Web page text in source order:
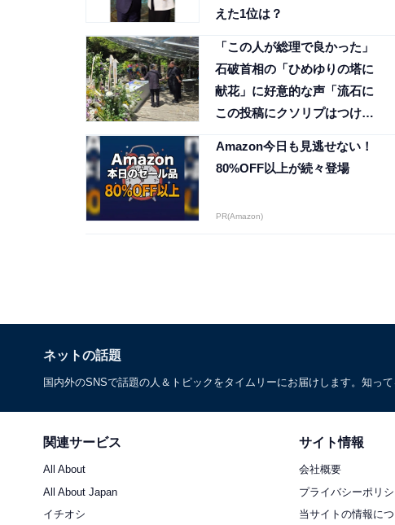
えた1位は？
「この人が総理で良かった」
石破首相の「ひめゆりの塔に
献花」に好意的な声「流石に
この投稿にクソリプはつけら
Amazon今日も見逃せない！
80%OFF以上が続々登場
PR(Amazon)
ネットの話題
国内外のSNSで話題の人＆トピックをタイムリーにお届けします。知っ
関連サービス
All About
All About Japan
イチオシ
サイト情報
会社概要
プライバシーポリ
当サイトの情報に